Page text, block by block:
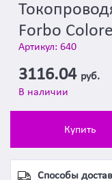
Forbo
Артикул: 640
3116.04 руб.
В наличии
Купить
Способы